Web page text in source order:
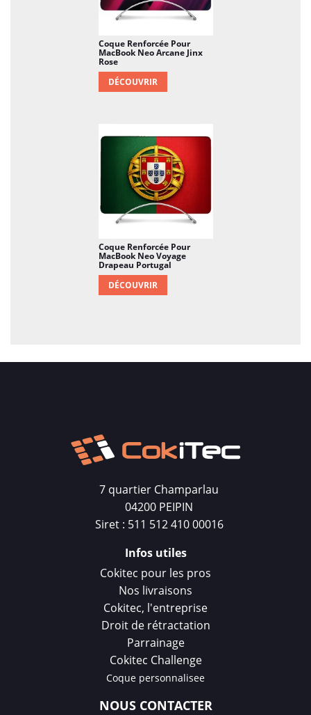
Coque Renforcée Pour
MacBook Neo Arcane Jinx
Rose
DÉCOUVRIR
Coque Renforcée Pour
MacBook Neo Voyage
Drapeau Portugal
DÉCOUVRIR
7 quartier Champarlau
04200 PEIPIN
Siret : 511 512 410 00016
Infos utiles
Cokitec pour les pros
Nos livraisons
Cokitec, l'entreprise
Droit de rétractation
Parrainage
Cokitec Challenge
Coque personnalisee
NOUS CONTACTER